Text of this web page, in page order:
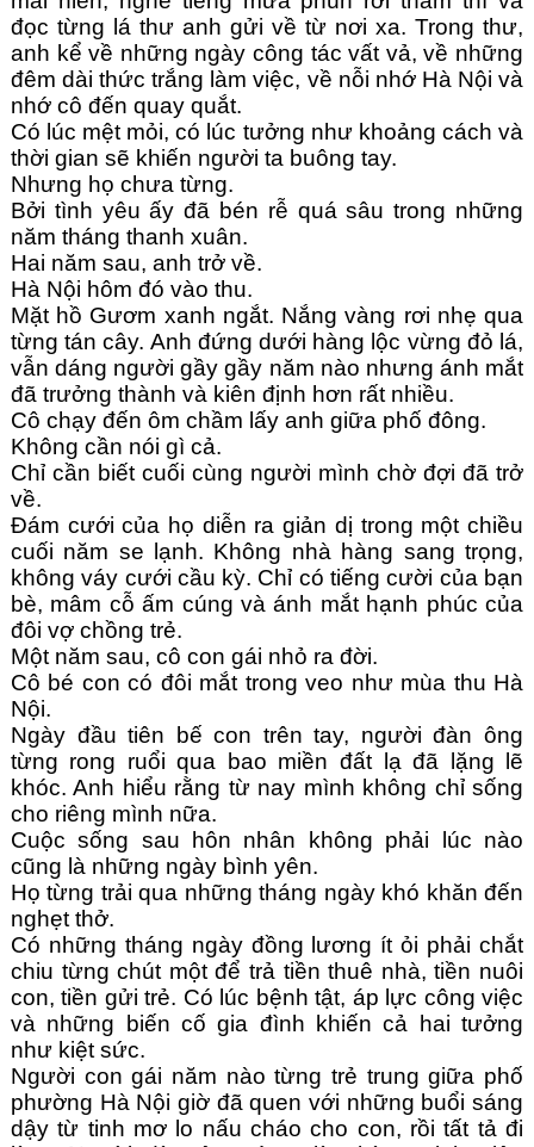
đọc từng lá thư anh gửi về từ nơi xa. Trong thư,
anh kể về những ngày công tác vất vả, về những
đêm dài thức trắng làm việc, về nỗi nhớ Hà Nội và
nhớ cô đến quay quắt.
Có lúc mệt mỏi, có lúc tưởng như khoảng cách và
thời gian sẽ khiến người ta buông tay.
Nhưng họ chưa từng.
Bởi tình yêu ấy đã bén rễ quá sâu trong những
năm tháng thanh xuân.
Hai năm sau, anh trở về.
Hà Nội hôm đó vào thu.
Mặt hồ Gươm xanh ngắt. Nắng vàng rơi nhẹ qua
từng tán cây. Anh đứng dưới hàng lộc vừng đỏ lá,
vẫn dáng người gầy gầy năm nào nhưng ánh mắt
đã trưởng thành và kiên định hơn rất nhiều.
Cô chạy đến ôm chầm lấy anh giữa phố đông.
Không cần nói gì cả.
Chỉ cần biết cuối cùng người mình chờ đợi đã trở
về.
Đám cưới của họ diễn ra giản dị trong một chiều
cuối năm se lạnh. Không nhà hàng sang trọng,
không váy cưới cầu kỳ. Chỉ có tiếng cười của bạn
bè, mâm cỗ ấm cúng và ánh mắt hạnh phúc của
đôi vợ chồng trẻ.
Một năm sau, cô con gái nhỏ ra đời.
Cô bé con có đôi mắt trong veo như mùa thu Hà
Nội.
Ngày đầu tiên bế con trên tay, người đàn ông
từng rong ruổi qua bao miền đất lạ đã lặng lẽ
khóc. Anh hiểu rằng từ nay mình không chỉ sống
cho riêng mình nữa.
Cuộc sống sau hôn nhân không phải lúc nào
cũng là những ngày bình yên.
Họ từng trải qua những tháng ngày khó khăn đến
nghẹt thở.
Có những tháng ngày đồng lương ít ỏi phải chắt
chiu từng chút một để trả tiền thuê nhà, tiền nuôi
con, tiền gửi trẻ. Có lúc bệnh tật, áp lực công việc
và những biến cố gia đình khiến cả hai tưởng
như kiệt sức.
Người con gái năm nào từng trẻ trung giữa phố
phường Hà Nội giờ đã quen với những buổi sáng
dậy từ tinh mơ lo nấu cháo cho con, rồi tất tả đi